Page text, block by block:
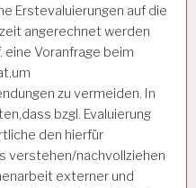
Erstevaluierungen auf die
angerechnet werden
eine Voranfrage beim
zu vermeiden. In
bzgl. Evaluierung
den hierfür
verstehen/nachvollziehen
externer und